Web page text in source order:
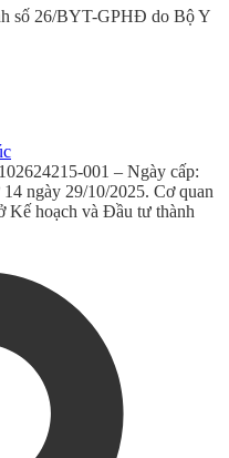
số 26/BYT-GPHĐ do Bộ Y
001 – Ngày cấp:
ngày 29/10/2025. Cơ quan
Kế hoạch và Đầu tư thành